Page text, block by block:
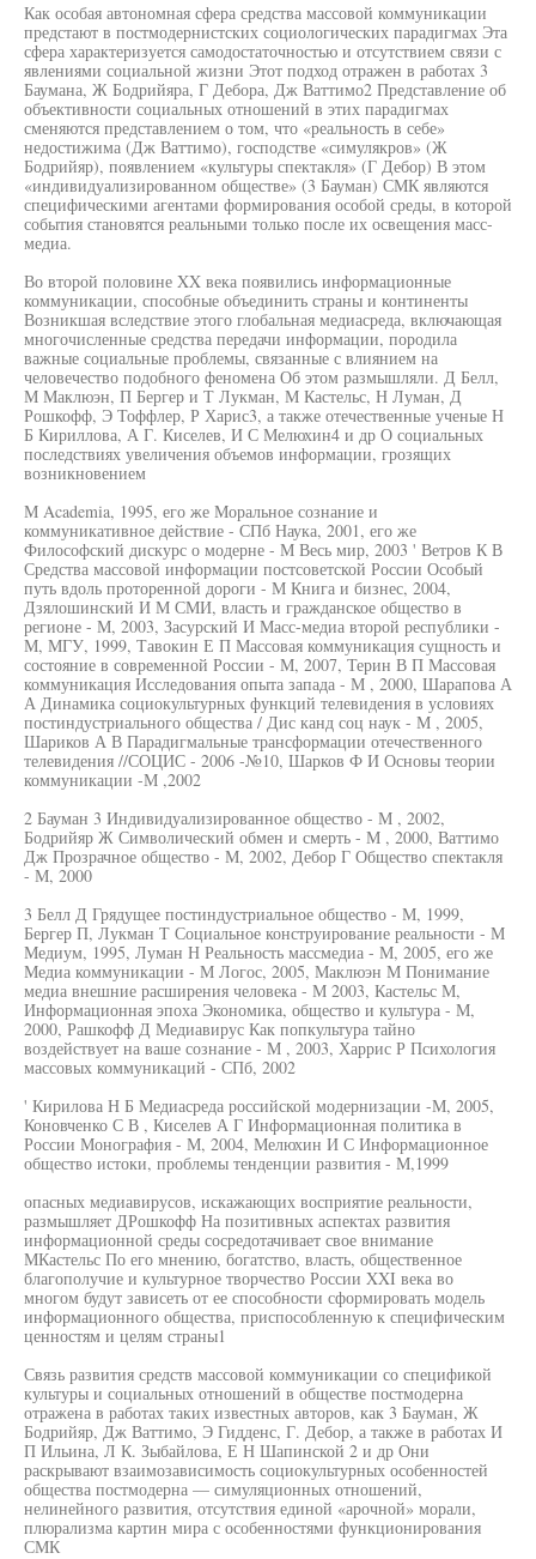
Как особая автономная сфера средства массовой коммуникации
предстают в постмодернистских социологических парадигмах Эта
сфера характеризуется самодостаточностью и отсутствием связи с
явлениями социальной жизни Этот подход отражен в работах 3
Баумана, Ж Бодрийяра, Г Дебора, Дж Ваттимо2 Представление об
объективности социальных отношений в этих парадигмах
сменяются представлением о том, что «реальность в себе»
недостижима (Дж Ваттимо), господстве «симулякров» (Ж
Бодрийяр), появлением «культуры спектакля» (Г Дебор) В этом
«индивидуализированном обществе» (3 Бауман) СМК являются
специфическими агентами формирования особой среды, в которой
события становятся реальными только после их освещения масс-
медиа.
Во второй половине XX века появились информационные
коммуникации, способные объединить страны и континенты
Возникшая вследствие этого глобальная медиасреда, включающая
многочисленные средства передачи информации, породила
важные социальные проблемы, связанные с влиянием на
человечество подобного феномена Об этом размышляли. Д Белл,
М Маклюэн, П Бергер и Т Лукман, М Кастельс, Н Луман, Д
Рошкофф, Э Тоффлер, Р Харис3, а также отечественные ученые Н
Б Кириллова, А Г. Киселев, И С Мелюхин4 и др О социальных
последствиях увеличения объемов информации, грозящих
возникновением
М Academia, 1995, его же Моральное сознание и
коммуникативное действие - СПб Наука, 2001, его же
Философский дискурс о модерне - М Весь мир, 2003 ' Ветров К В
Средства массовой информации постсоветской России Особый
путь вдоль проторенной дороги - М Книга и бизнес, 2004,
Дзялошинский И М СМИ, власть и гражданское общество в
регионе - М, 2003, Засурский И Масс-медиа второй республики -
М, МГУ, 1999, Тавокин Е П Массовая коммуникация сущность и
состояние в современной России - М, 2007, Терин В П Массовая
коммуникация Исследования опыта запада - М , 2000, Шарапова А
А Динамика социокультурных функций телевидения в условиях
постиндустриального общества / Дис канд соц наук - М , 2005,
Шариков А В Парадигмальные трансформации отечественного
телевидения //СОЦИС - 2006 -№10, Шарков Ф И Основы теории
коммуникации -М ,2002
2 Бауман 3 Индивидуализированное общество - М , 2002,
Бодрийяр Ж Символический обмен и смерть - М , 2000, Ваттимо
Дж Прозрачное общество - М, 2002, Дебор Г Общество спектакля
- М, 2000
3 Белл Д Грядущее постиндустриальное общество - М, 1999,
Бергер П, Лукман Т Социальное конструирование реальности - М
Медиум, 1995, Луман Н Реальность массмедиа - М, 2005, его же
Медиа коммуникации - М Логос, 2005, Маклюэн М Понимание
медиа внешние расширения человека - М 2003, Кастельс М,
Информационная эпоха Экономика, общество и культура - М,
2000, Рашкофф Д Медиавирус Как попкультура тайно
воздействует на ваше сознание - М , 2003, Харрис Р Психология
массовых коммуникаций - СПб, 2002
' Кирилова Н Б Медиасреда российской модернизации -М, 2005,
Коновченко С В , Киселев А Г Информационная политика в
России Монография - М, 2004, Мелюхин И С Информационное
общество истоки, проблемы тенденции развития - М,1999
опасных медиавирусов, искажающих восприятие реальности,
размышляет ДРошкофф На позитивных аспектах развития
информационной среды сосредотачивает свое внимание
МКастельс По его мнению, богатство, власть, общественное
благополучие и культурное творчество России XXI века во
многом будут зависеть от ее способности сформировать модель
информационного общества, приспособленную к специфическим
ценностям и целям страны1
Связь развития средств массовой коммуникации со спецификой
культуры и социальных отношений в обществе постмодерна
отражена в работах таких известных авторов, как 3 Бауман, Ж
Бодрийяр, Дж Ваттимо, Э Гидденс, Г. Дебор, а также в работах И
П Ильина, Л К. Зыбайлова, Е Н Шапинской 2 и др Они
раскрывают взаимозависимость социокультурных особенностей
общества постмодерна — симуляционных отношений,
нелинейного развития, отсутствия единой «арочной» морали,
плюрализма картин мира с особенностями функционирования
СМК